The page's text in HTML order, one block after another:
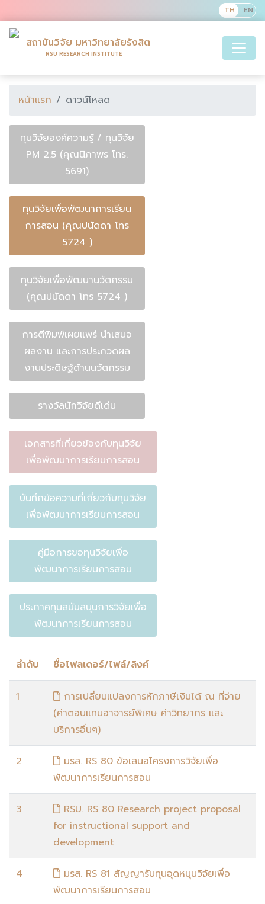
สถาบันวิจัย มหาวิทยาลัยรังสิต
RSU RESEARCH INSTITUTE
หน้าแรก ดาวน์โหลด
ทุนวิจัยองค์ความรู้ / ทุนวิจัย
PM 2.5 (คุณนิภาพร โทร.
5691)
ทุนวิจัยเพื่อพัฒนาการเรียน
การสอน (คุณปนัดดา โทร
5724 )
ทุนวิจัยเพื่อพัฒนานวัตกรรม
(คุณปนัดดา โทร 5724 )
การตีพิมพ์เผยแพร่ นำเสนอ
ผลงาน และการประกวดผล
งานประดิษฐ์ด้านนวัตกรรม
รางวัลนักวิจัยดีเด่น
เอกสารที่เกี่ยวข้องกับทุนวิจัย
เพื่อพัฒนาการเรียนการสอน
บันทึกข้อความที่เกี่ยวกับทุนวิจัย
เพื่อพัฒนาการเรียนการสอน
คู่มือการขอทุนวิจัยเพื่อ
พัฒนาการเรียนการสอน
ประกาศทุนสนับสนุนการวิจัยเพื่อ
พัฒนาการเรียนการสอน
ลำดับ ชื่อโฟลเดอร์/ไฟล์/ลิงค์
1
การเปลี่ยนแปลงการหักภาษีเงินได้ ณ ที่จ่าย
(ค่าตอบแทนอาจารย์พิเศษ ค่าวิทยากร และ
บริการอื่นๆ)
2
มรส. RS 80 ข้อเสนอโครงการวิจัยเพื่อ
พัฒนาการเรียนการสอน
3
RSU. RS 80 Research project proposal
for instructional support and
development
4
มรส. RS 81 สัญญารับทุนอุดหนุนวิจัยเพื่อ
พัฒนาการเรียนการสอน